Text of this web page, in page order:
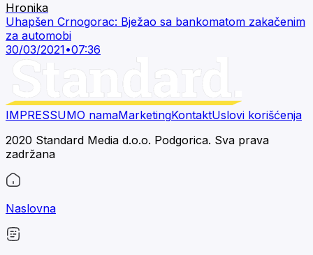
Hronika
Uhapšen Crnogorac: Bježao sa bankomatom zakačenim
za automobi
30/03/2021•07:36
IMPRESSUMO namaMarketingKontaktUslovi korišćenja
2020 Standard Media d.o.o. Podgorica. Sva prava
zadržana
Naslovna